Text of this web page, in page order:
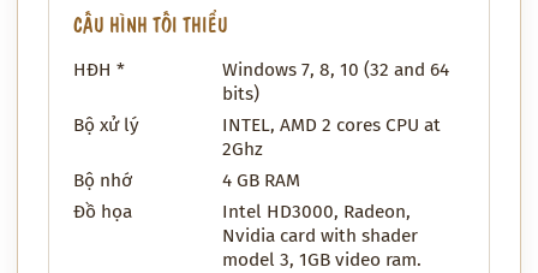
CẤU HÌNH TỐI THIỂU
HĐH *
Windows 7, 8, 10 (32 and 64
bits)
Bộ xử lý
INTEL, AMD 2 cores CPU at
2Ghz
Bộ nhớ
4 GB RAM
Đồ họa
Intel HD3000, Radeon,
Nvidia card with shader
model 3, 1GB video ram.